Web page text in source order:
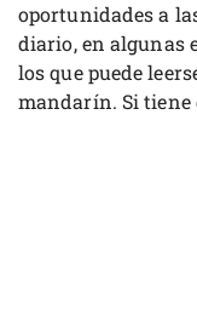
oportunidades a
diario, en algunas
los que puede
mandarín. Si tiene